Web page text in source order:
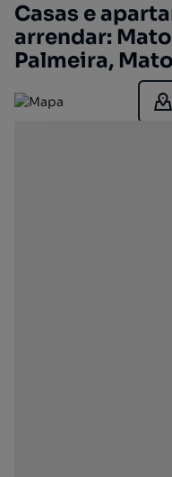
Casas e
arrendar:
Palmeira,